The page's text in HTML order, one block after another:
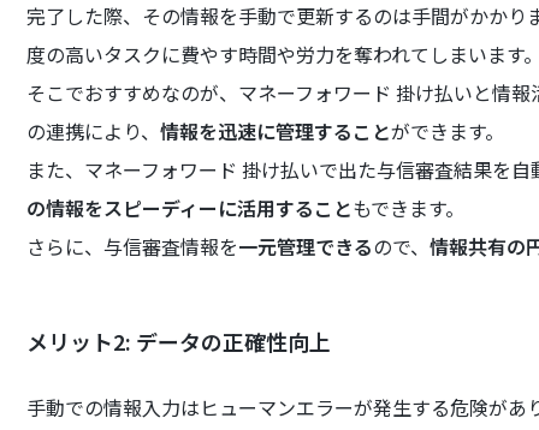
完了した際、その情報を手動で更新するのは手間がかか
度の高いタスクに費やす時間や労力を奪われてしまいます
そこでおすすめなのが、マネーフォワード 掛け払いと情
の連携により、情報を迅速に管理することができます。
また、マネーフォワード 掛け払いで出た与信審査結果を
の情報をスピーディーに活用することもできます。
さらに、与信審査情報を一元管理できるので、情報共有の
メリット2: データの正確性向上
手動での情報入力はヒューマンエラーが発生する危険が